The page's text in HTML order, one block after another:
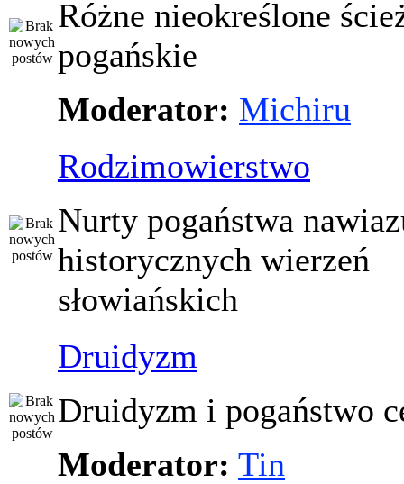
Różne nieokreślone
pogańskie
Moderator: Michiru
Rodzimowierstwo
Nurty pogaństwa
historycznych wierzeń
słowiańskich
Druidyzm
Druidyzm i pogaństwo
Moderator: Tin